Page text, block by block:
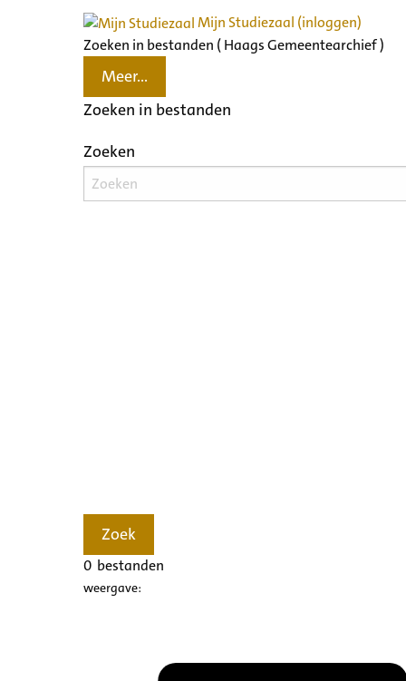
Mijn Studiezaal (inloggen)
Zoeken in bestanden ( Haags Gemeentearchief )
Meer...
Zoeken in bestanden
Zoeken
Zoek
0 bestanden
weergave: